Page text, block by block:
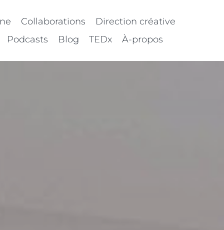
Collaborations
Direction créative
Podcasts
Blog TEDx À-propos